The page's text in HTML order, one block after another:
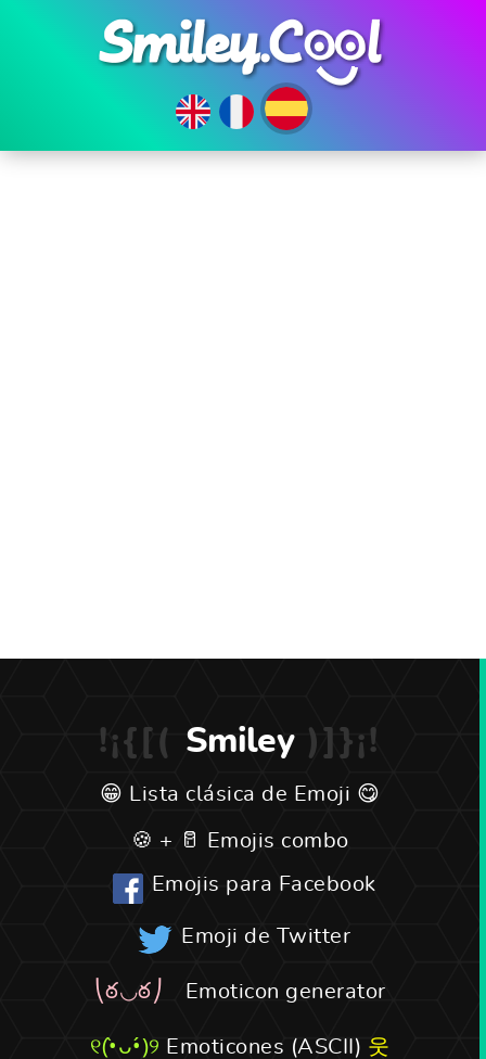
Smiley
Lista clásica de Emoji
Emojis combo
Emojis para Facebook
Emoji de Twitter
Emoticon generator
Emoticones (ASCII)